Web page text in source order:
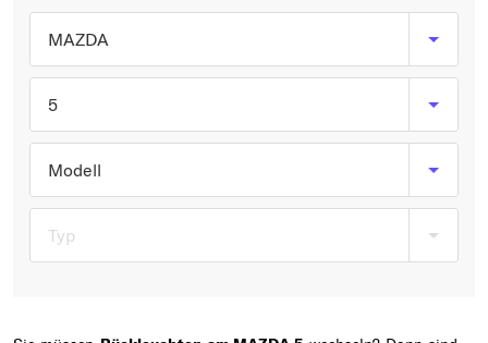
Typ wählen
MAZDA
5
Modell
Typ